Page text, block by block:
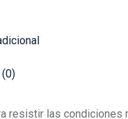
resistir las condiciones